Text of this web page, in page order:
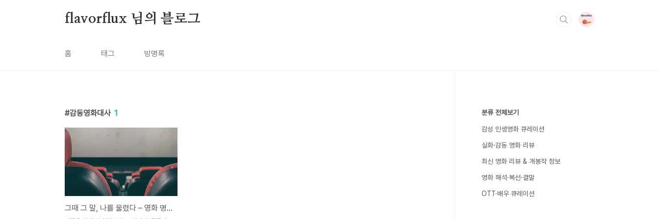
flavorflux 님의 블로그
홈 태그 방명록
감동영화대사 1
그때 그 말, 나를 울렸다 – 영화 명대사 모음
분류 전체보기
감성 인생영화 큐레이션
실화·감동 영화 리뷰
최신 영화 리뷰 & 개봉작 정보
영화 해석·복선·결말
OTT·배우 큐레이션